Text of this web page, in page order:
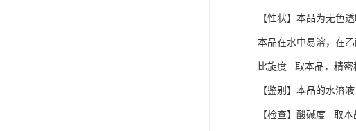
【性状】本品为无色
本品在水中易溶，在乙
比旋度 取本品，精密
【鉴别】本品的水溶
【检查】酸碱度 取本